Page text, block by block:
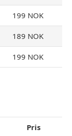
199 NOK
189 NOK
199 NOK
Pris